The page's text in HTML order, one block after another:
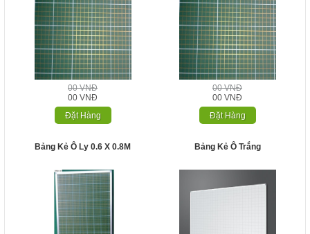
00 VNĐ
00 VNĐ
Đặt Hàng
00 VNĐ
00 VNĐ
Đặt Hàng
Bảng Kẻ Ô Ly 0.6 X 0.8M Bảng Kẻ Ô Trắng